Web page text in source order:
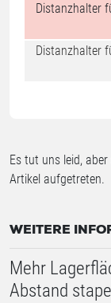
Distanzhalter
Distanzhalter
Es tut uns leid,
Artikel aufgetreten.
WEITERE
Mehr
Abstand